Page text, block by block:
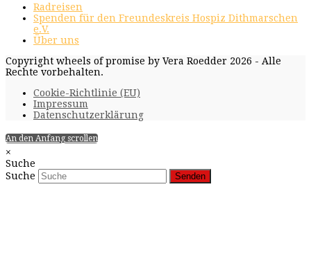
Radreisen
Spenden für den Freundeskreis Hospiz Dithmarschen
e.V.
Über uns
Copyright wheels of promise by Vera Roedder 2026 - Alle
Rechte vorbehalten.
Cookie-Richtlinie (EU)
Impressum
Datenschutzerklärung
An den Anfang scrollen
×
Suche
Suche
Senden